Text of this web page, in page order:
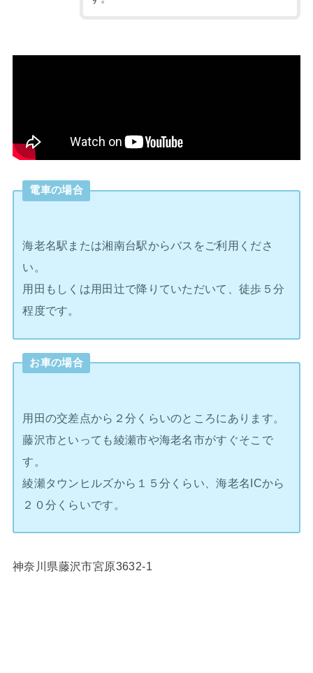
電車の場合
海老名駅または湘南台駅からバスをご利用くださ
い。
用田もしくは用田辻で降りていただいて、徒歩５分
程度です。
お車の場合
用田の交差点から２分くらいのところにあります。
藤沢市といっても綾瀬市や海老名市がすぐそこで
す。
綾瀬タウンヒルズから１５分くらい、海老名ICから
２０分くらいです。
神奈川県藤沢市宮原3632-1